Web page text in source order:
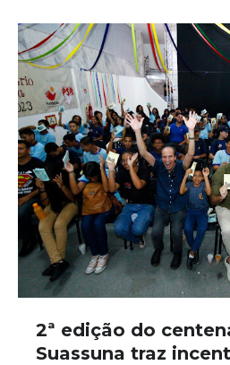
2ª edição do
Suassuna traz